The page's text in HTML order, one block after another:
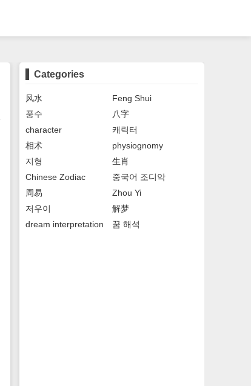
Categories
风水
Feng Shui
풍수
八字
character
캐릭터
相术
physiognomy
지형
生肖
Chinese Zodiac
중국어 조디악
周易
Zhou Yi
저우이
解梦
dream interpretation
꿈 해석